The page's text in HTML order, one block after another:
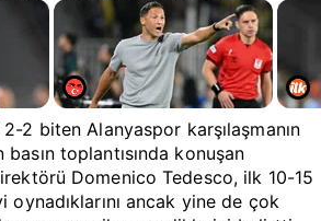
2 biten Alanyaspor karşılaşmanın
toplantısında konuşan
Domenico Tedesco, ilk 10-15
oynadıklarını ancak yine de çok